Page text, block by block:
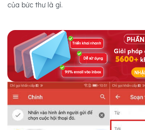
của bức thư là gì.